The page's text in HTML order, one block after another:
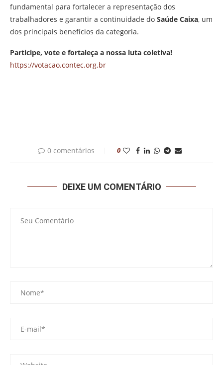
fundamental para fortalecer a representação dos
trabalhadores e garantir a continuidade do Saúde Caixa, um
dos principais benefícios da categoria.
Participe, vote e fortaleça a nossa luta coletiva!
https://votacao.contec.org.br
0 comentários 0
DEIXE UM COMENTÁRIO